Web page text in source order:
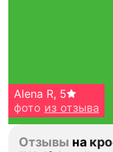
Alena R, 5
фото из отзыва
Отзывы на